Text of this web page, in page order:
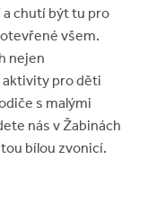
chutí být tu pro
všem.
nejen
pro děti
s malými
nás v Žabinách
bílou zvonicí.